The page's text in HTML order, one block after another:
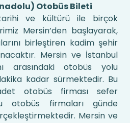
Otobüs Bileti
tarihi ve kültürü ile birçok
Mersin’den başlayarak,
birleştiren kadim şehir
Mersin ve İstanbul
arasındaki otobüs yolu
kadar sürmektedir. Bu
otobüs firması sefer
otobüs firmaları günde
Mersin ve